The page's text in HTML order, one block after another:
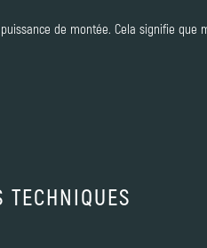
de montée. Cela signifie que
TECHNIQUES